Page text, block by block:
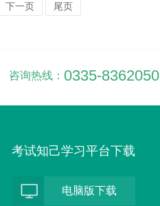
下一页 尾页
咨询热线： 0335-8362050
考试知己学习平台下载
电脑版下载